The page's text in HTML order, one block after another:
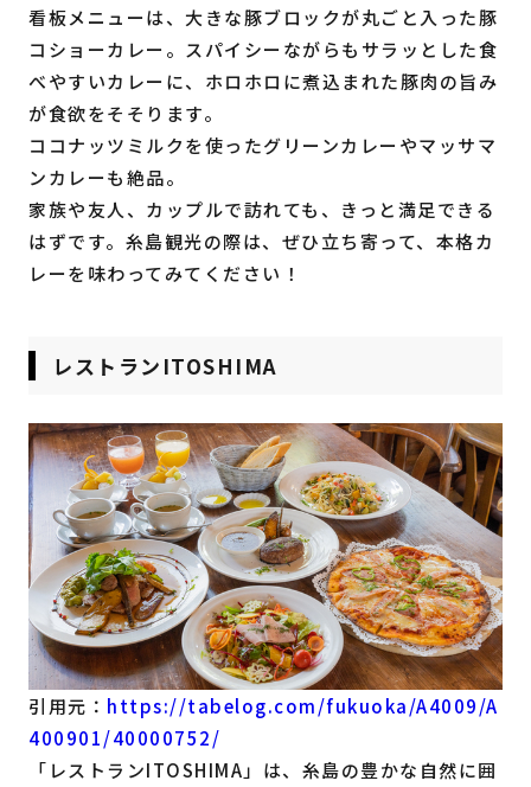
看板メニューは、大きな豚ブロックが丸ごと入った豚
コショーカレー。スパイシーながらもサラッとした食
べやすいカレーに、ホロホロに煮込まれた豚肉の旨み
が食欲をそそります。
ココナッツミルクを使ったグリーンカレーやマッサマ
ンカレーも絶品。
家族や友人、カップルで訪れても、きっと満足できる
はずです。糸島観光の際は、ぜひ立ち寄って、本格カ
レーを味わってみてください！
レストランITOSHIMA
引用元： https://tabelog.com/fukuoka/A4009/A
400901/40000752/
「レストランITOSHIMA」は、糸島の豊かな自然に囲